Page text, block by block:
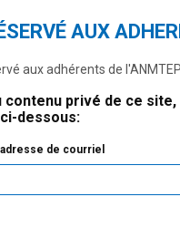
AUX
aux adhérents de
contenu privé de ce
dessous:
de courriel